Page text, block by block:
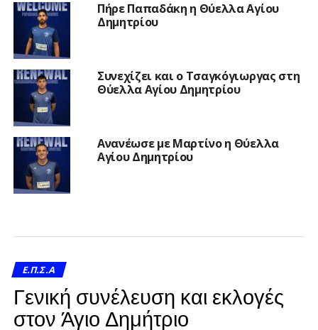
Πήρε Παπαδάκη η Θύελλα Αγίου
Δημητρίου
Συνεχίζει και ο Τσαγκόγιωργας στη
Θύελλα Αγίου Δημητρίου
Ανανέωσε με Μαρτίνο η Θύελλα
Αγίου Δημητρίου
Ε.Π.Σ.Α
Γενική συνέλευση και εκλογές
στον Άγιο Δημήτριο